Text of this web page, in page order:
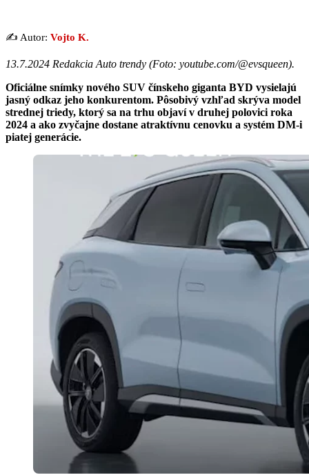
✍️ Autor: Vojto K.
13.7.2024 Redakcia Auto trendy (Foto: youtube.com/@evsqueen).
Oficiálne snímky nového SUV čínskeho giganta BYD vysielajú
jasný odkaz jeho konkurentom. Pôsobivý vzhľad skrýva model
strednej triedy, ktorý sa na trhu objaví v druhej polovici roka
2024 a ako zvyčajne dostane atraktívnu cenovku a systém DM-i
piatej generácie.